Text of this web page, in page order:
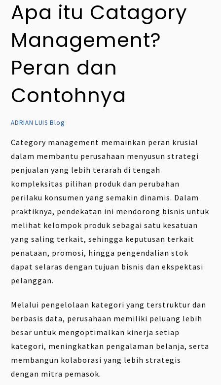
Apa itu Catagory
Management?
Peran dan
Contohnya
ADRIAN LUIS Blog
Category management memainkan peran krusial
dalam membantu perusahaan menyusun strategi
penjualan yang lebih terarah di tengah
kompleksitas pilihan produk dan perubahan
perilaku konsumen yang semakin dinamis. Dalam
praktiknya, pendekatan ini mendorong bisnis untuk
melihat kelompok produk sebagai satu kesatuan
yang saling terkait, sehingga keputusan terkait
penataan, promosi, hingga pengendalian stok
dapat selaras dengan tujuan bisnis dan ekspektasi
pelanggan.
Melalui pengelolaan kategori yang terstruktur dan
berbasis data, perusahaan memiliki peluang lebih
besar untuk mengoptimalkan kinerja setiap
kategori, meningkatkan pengalaman belanja, serta
membangun kolaborasi yang lebih strategis
dengan mitra pemasok.